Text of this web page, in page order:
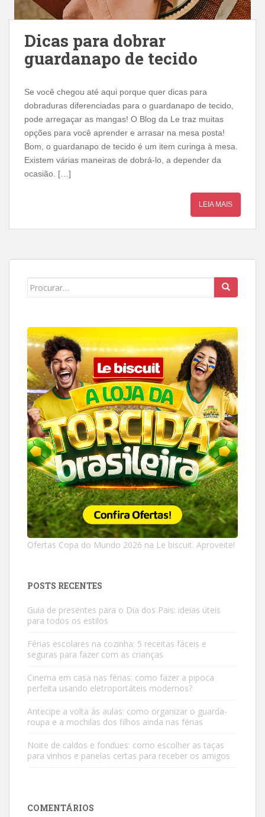
Dicas para dobrar
guardanapo de tecido
Se você chegou até aqui porque quer dicas para
dobraduras diferenciadas para o guardanapo de tecido,
pode arregaçar as mangas! O Blog da Le traz muitas
opções para você aprender e arrasar na mesa posta!
Bom, o guardanapo de tecido é um item curinga à mesa.
Existem várias maneiras de dobrá-lo, a depender da
ocasião. […]
LEIA MAIS
Search
Ofertas Copa do Mundo 2026 na Le biscuit. Aproveite!
POSTS RECENTES
Guia de presentes para o Dia dos Pais: ideias úteis
para todos os estilos
Férias escolares na cozinha: 5 receitas fáceis e
seguras para fazer com as crianças
Cinema em casa nas férias: como fazer a pipoca
perfeita usando eletroportáteis modernos?
Antecipe a volta às aulas: como organizar o guarda-
roupa e a mochilas dos filhos ainda nas férias
Noite de caldos e fondues: como escolher as taças
para vinhos e panelas certas para receber os amigos
COMENTÁRIOS